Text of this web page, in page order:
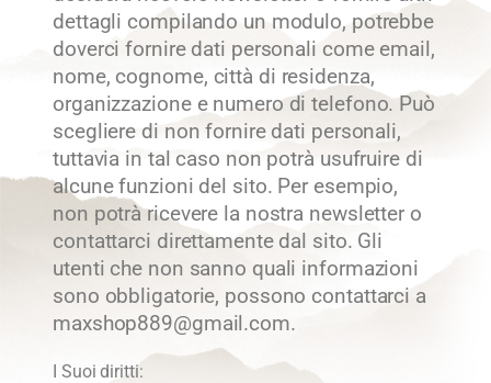
dettagli compilando un modulo, potrebbe
doverci fornire dati personali come email,
nome, cognome, città di residenza,
organizzazione e numero di telefono. Può
scegliere di non fornire dati personali,
tuttavia in tal caso non potrà usufruire di
alcune funzioni del sito. Per esempio,
non potrà ricevere la nostra newsletter o
contattarci direttamente dal sito. Gli
utenti che non sanno quali informazioni
sono obbligatorie, possono contattarci a
maxshop889@gmail.com.
I Suoi diritti: